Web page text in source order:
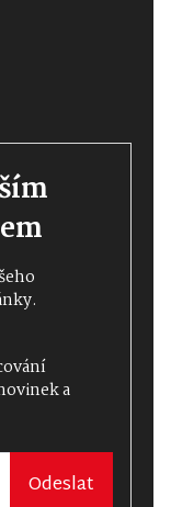
a
Odeslat